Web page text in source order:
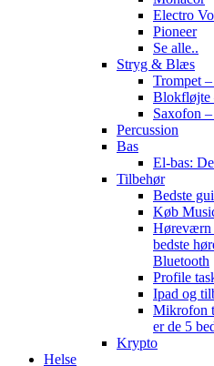
Electro
Pioneer
Se alle..
Stryg & Blæs
Trompet
Blokfløjte
Saxofon
Percussion
Bas
El-bas:
Tilbehør
Bedste
Køb
Høreværn
bedste
Bluetooth
Profile
Ipad og
Mikrofon
er de 5
Krypto
Helse